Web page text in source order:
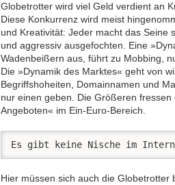
Globetrotter wird viel Geld verdient an
Diese Konkurrenz wird meist
und Kreativität: Jeder macht das Seine
und aggressiv ausgefochten. Eine
Wadenbeißern aus, führt zu Mobbing,
Die »Dynamik des Marktes« geht von
Begriffshoheiten, Domainnamen und
nur einen geben. Die Größeren
Angeboten« im Ein-Euro-Bereich.
Es gibt keine Nische im
Hier müssen sich auch die